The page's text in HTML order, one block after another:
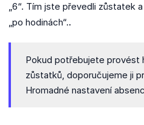
„6“. Tím jste převedli zůstatek
„po hodinách“..
Pokud potřebujete provést
zůstatků, doporučujeme ji
Hromadné nastavení